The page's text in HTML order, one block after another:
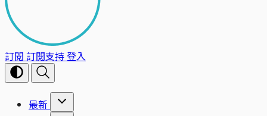
訂閱 訂閱支持登入
最新